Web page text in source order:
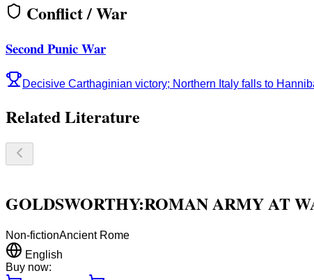
Conflict / War
Second Punic War
Decisive Carthaginian victory; Northern Italy falls to
Related Literature
GOLDSWORTHY:ROMAN ARMY AT
Non-fictionAncient Rome
English
Buy now: